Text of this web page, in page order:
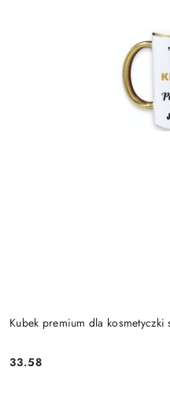
Kubek premium dla
Cena:
33.58